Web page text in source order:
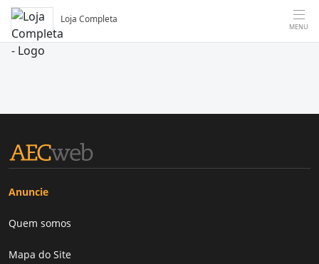
Loja Completa
MENU
Anuncie
Quem somos
Mapa do Site